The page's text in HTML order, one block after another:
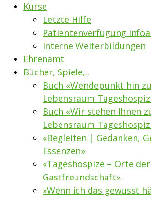
Kurse
Letzte Hilfe
Patientenverfügung
Interne Weiterbildungen
Ehrenamt
Bücher, Spiele,..
Buch «Wendepunkt hin
Lebensraum
Buch «Wir stehen Ihnen
Lebensraum
«Begleiten | Gedanken,
Essenzen»
«Tageshospize – Orte der
Gastfreundschaft»
»Wenn ich das gewusst